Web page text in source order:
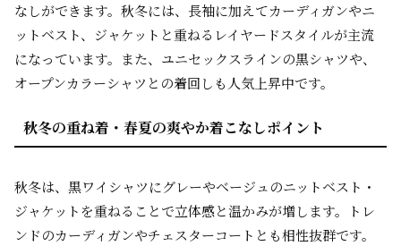
なしができます。秋冬には、長袖に加えてカーディガンやニ
ットベスト、ジャケットと重ねるレイヤードスタイルが主流
になっています。また、ユニセックスラインの黒シャツや、
オープンカラーシャツとの着回しも人気上昇中です。
秋冬の重ね着・春夏の爽やか着こなしポイント
秋冬は、黒ワイシャツにグレーやベージュのニットベスト・
ジャケットを重ねることで立体感と温かみが増します。トレ
ンドのカーディガンやチェスターコートとも相性抜群です。